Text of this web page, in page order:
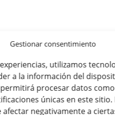
Gestionar consentimiento
utilizamos
a la información del
procesar datos
únicas en este
negativamente a